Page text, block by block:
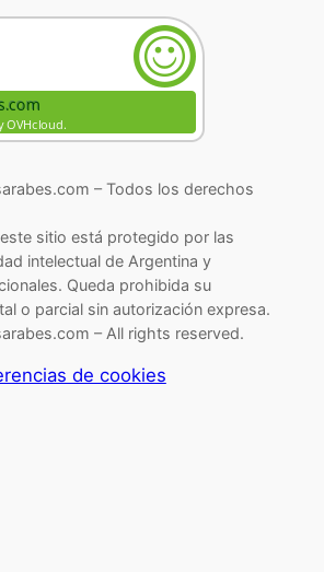
– Todos los derechos
sitio está protegido por las
intelectual de Argentina y
Queda prohibida su
o parcial sin autorización expresa.
– All rights reserved.
de cookies